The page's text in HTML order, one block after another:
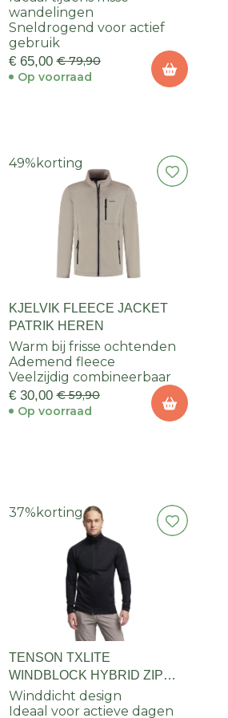
wandelingen
Sneldrogend voor actief
gebruik
€ 65,00 € 79,90
Op voorraad
49% korting
KJELVIK FLEECE JACKET
PATRIK HEREN
Warm bij frisse ochtenden
Ademend fleece
Veelzijdig combineerbaar
€ 30,00 € 59,90
Op voorraad
37% korting
TENSON TXLITE
WINDBLOCK HYBRID ZIP
HEREN
Winddicht design
Ideaal voor actieve dagen